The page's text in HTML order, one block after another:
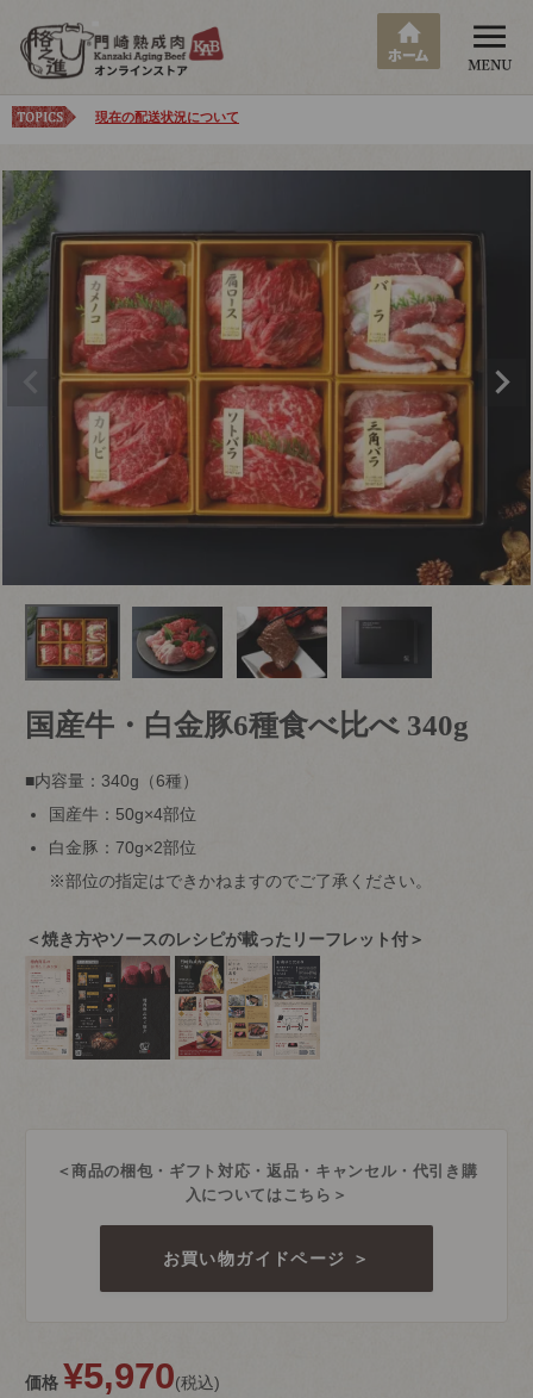
現在の配送状況について
国産牛・白金豚6種食べ比べ 340g
■内容量：340g（6種）
国産牛：50g×4部位
白金豚：70g×2部位
※部位の指定はできかねますのでご了承ください。
＜焼き方やソースのレシピが載ったリーフレット付＞
＜商品の梱包・ギフト対応・返品・キャンセル・代引き購
入についてはこちら＞
お買い物ガイドページ ＞
価格 ¥5,970 税込